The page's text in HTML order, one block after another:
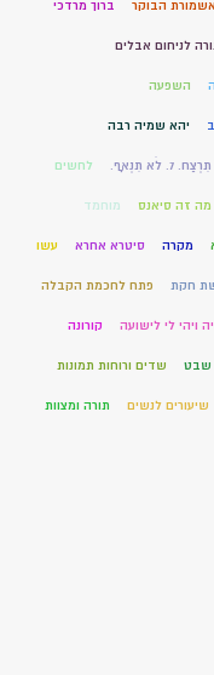
אשמורת הבוקר ברוך מרדכי
לניחום אבלים
השפעה
יהא שמיה רבה
7. לֹא תִנְאָף. לחשים
מה זה סיאנס מוחמד
מקרה סיטרא אחרא עשו
חקת פתח לחכמת הקבלה
ויהי לי לישועה קורונה
שבט שדים ורוחות תמונות
שיעורים לנשים תורה ומצוות